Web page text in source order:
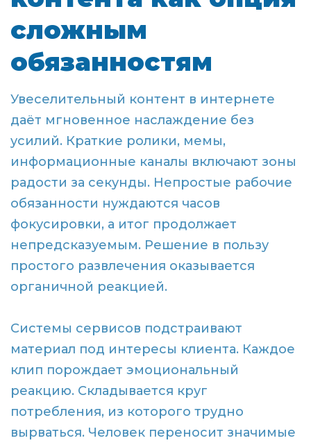
сложным
обязанностям
Увеселительный контент в интернете
даёт мгновенное наслаждение без
усилий. Краткие ролики, мемы,
информационные каналы включают зоны
радости за секунды. Непростые рабочие
обязанности нуждаются часов
фокусировки, а итог продолжает
непредсказуемым. Решение в пользу
простого развлечения оказывается
органичной реакцией.
Системы сервисов подстраивают
материал под интересы клиента. Каждое
клип порождает эмоциональный
реакцию. Складывается круг
потребления, из которого трудно
вырваться. Человек переносит значимые